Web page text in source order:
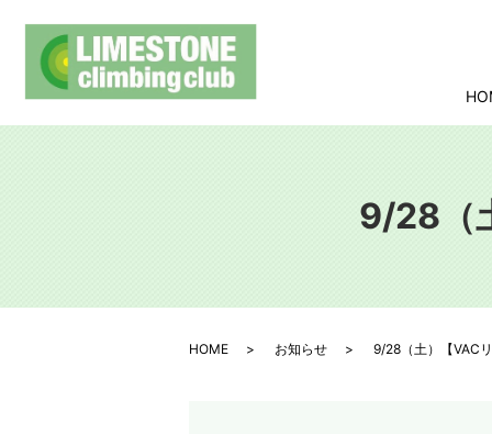
9/28（
HOME お知らせ 9/28（土）【VAC